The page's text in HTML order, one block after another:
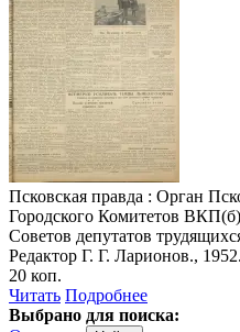
Псковская правда : Орган
Городского Комитетов
Советов депутатов
Редактор Г. Г. Ларионов.,
20 коп.
Читать Подробнее
Выбрано для поиска: